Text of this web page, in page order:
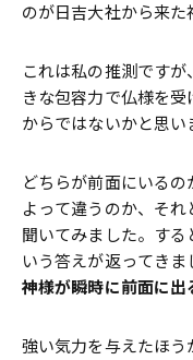
のが日吉大社から来た
これは私の推測です
きな包容力で仏様を
からではないかと思い
どちらが前面にいる
よって違うのか、そ
聞いてみました。する
いう答えが返ってきま
神様が瞬時に前面に出
強い気力を与えたほ